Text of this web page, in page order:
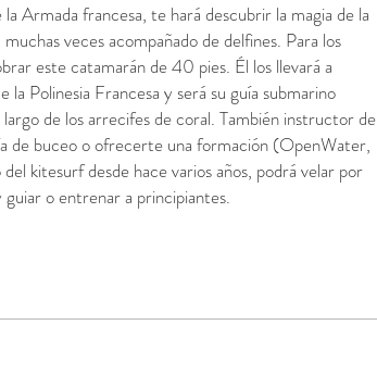
la Armada francesa, te hará descubrir la magia de la
veces acompañado de delfines. Para los
este catamarán de 40 pies. Él los llevará a
la Polinesia Francesa y será su guía submarino
de los arrecifes de coral. También instructor de
de buceo o ofrecerte una formación (OpenWater,
kitesurf desde hace varios años, podrá velar por
o entrenar a principiantes.